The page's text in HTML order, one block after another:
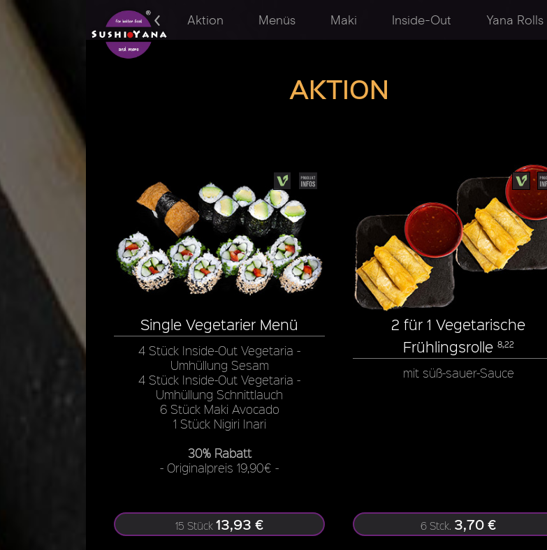
Aktion Menüs Maki Inside-Out Yana Rolls
AKTION
Single Vegetarier Menü
4 Stück Inside-Out Vegetaria -
Umhüllung Sesam
4 Stück Inside-Out Vegetaria -
Umhüllung Schnittlauch
6 Stück Maki Avocado
1 Stück Nigiri Inari
30% Rabatt
- Originalpreis 19,90€ -
15 Stück 13,93 €
2 für 1 Vegetarische
Frühlingsrolle 8,22
mit süß-sauer-Sauce
6 Stck. 3,70 €